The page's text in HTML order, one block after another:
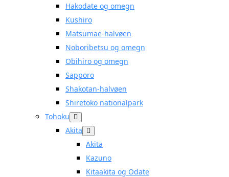
Hakodate og omegn
Kushiro
Matsumae-halvøen
Noboribetsu og omegn
Obihiro og omegn
Sapporo
Shakotan-halvøen
Shiretoko nationalpark
Tohoku
Akita
Akita
Kazuno
Kitaakita og Odate